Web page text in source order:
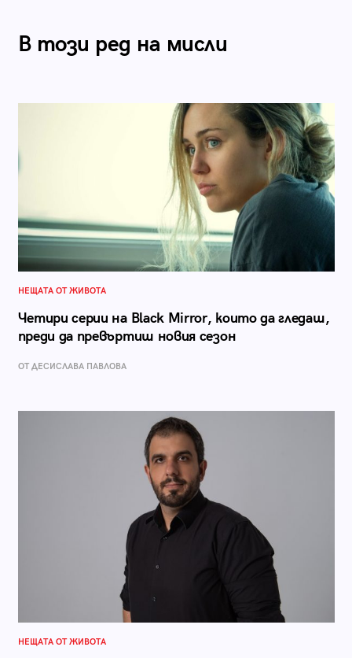
В този ред на мисли
НЕЩАТА ОТ ЖИВОТА
Четири серии на Black Mirror, които да гледаш,
преди да превъртиш новия сезон
ОТ ДЕСИСЛАВА ПАВЛОВА
НЕЩАТА ОТ ЖИВОТА